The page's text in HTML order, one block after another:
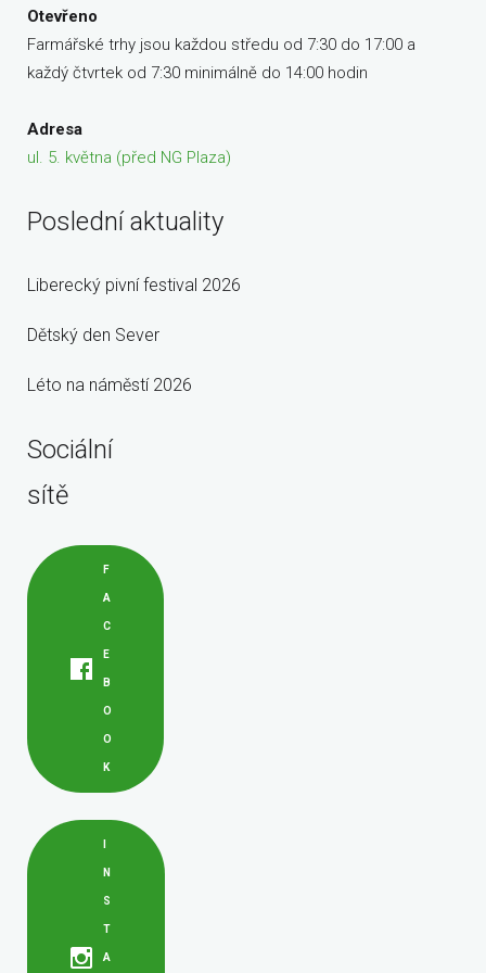
Otevřeno
Farmářské trhy jsou každou středu od 7:30 do 17:00 a
každý čtvrtek od 7:30 minimálně do 14:00 hodin
Adresa
ul. 5. května (před NG Plaza)
Poslední aktuality
Liberecký pivní festival 2026
Dětský den Sever
Léto na náměstí 2026
Sociální
sítě
F
A
C
E
B
O
O
K
N
S
T
A